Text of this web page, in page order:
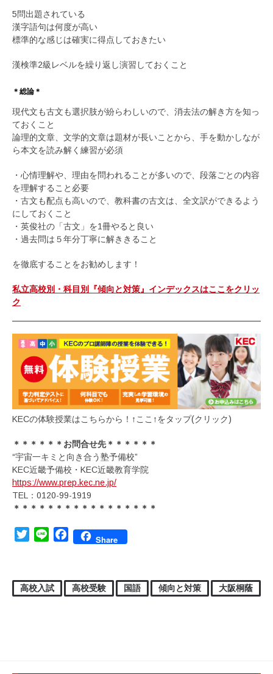
5問出題されている
漢字語句は何度が高い
標準的な感じは確実に得点しておきたい
漢検準2級レベルを繰り返し演習しておくこと
＊総論＊
現代文も古文も選択肢が紛らわしいので、消去法の解き方を知っ
ておくこと
論理的文章、文学的文章は題材が長いことから、手を動かしなが
ら本文を読み解く練習が必須
・心情理解や、理由を問われることが多いので、段落ごとの内容
を理解すること必要
・古文も配点も高いので、教科書の古文は、全文訳ができるよう
にしておくこと
・英俊社の「古文」を1冊やると良い
・過去問は５年分丁寧に解ききること
を徹底することをお勧めします！
私立高校別・科目別『傾向と対策』インデックスはここをクリッ
ク
KECの体験授業はこちらから！↑ここ↑をタップ(クリック)
＊＊＊＊＊＊お問合せ先＊＊＊＊＊＊
“宇宙一キミと向き合う塾予備校”
KEC近畿予備校・KEC近畿教育学院
https://www.prep.kec.ne.jp/
TEL：0120-99-1919
＊＊＊＊＊＊＊＊＊＊＊＊＊＊＊＊＊
TwitterLine FacebookShare
高校入試 高校受験 国語 傾向と対策 大阪桐蔭